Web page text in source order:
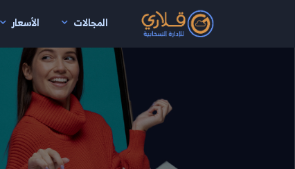
المجالات الأسعار
انتقال إلى المحتوى الرئيسي